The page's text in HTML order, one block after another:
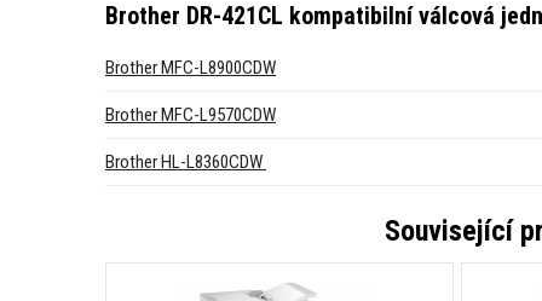
Brother DR-421CL kompatibilní válcová
Brother MFC-L8900CDW
Brother MFC-L9570CDW
Brother HL-L8360CDW
Související